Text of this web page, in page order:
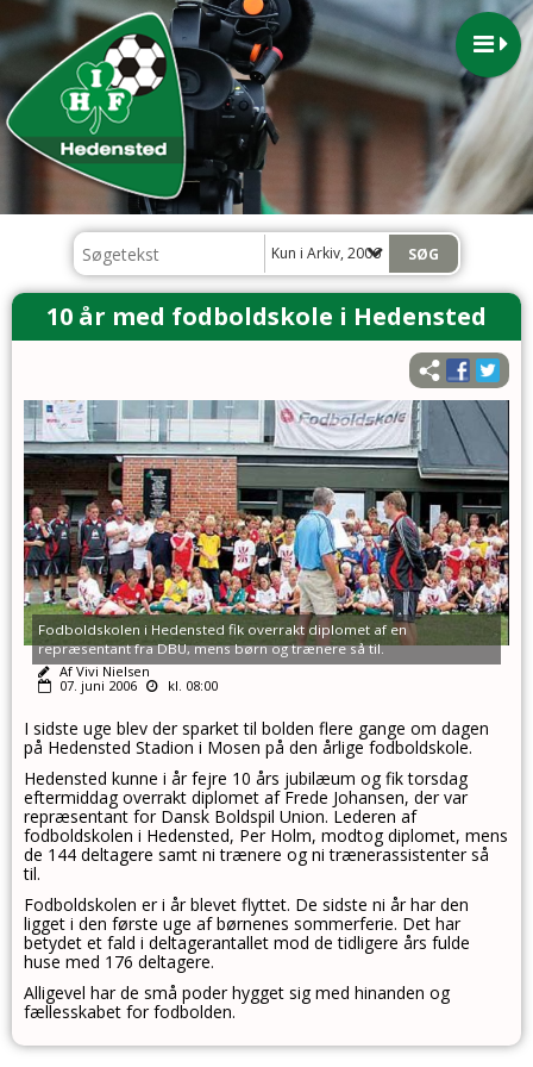
Kun i Arkiv, 2006
10 år med fodboldskole i Hedensted
Fodboldskolen i Hedensted fik overrakt diplomet af en
repræsentant fra DBU, mens børn og trænere så til.
Af Vivi Nielsen
07. juni 2006
kl. 08:00
I sidste uge blev der sparket til bolden flere gange om dagen
på Hedensted Stadion i Mosen på den årlige fodboldskole.
Hedensted kunne i år fejre 10 års jubilæum og fik torsdag
eftermiddag overrakt diplomet af Frede Johansen, der var
repræsentant for Dansk Boldspil Union. Lederen af
fodboldskolen i Hedensted, Per Holm, modtog diplomet, mens
de 144 deltagere samt ni trænere og ni trænerassistenter så
til.
Fodboldskolen er i år blevet flyttet. De sidste ni år har den
ligget i den første uge af børnenes sommerferie. Det har
betydet et fald i deltagerantallet mod de tidligere års fulde
huse med 176 deltagere.
Alligevel har de små poder hygget sig med hinanden og
fællesskabet for fodbolden.